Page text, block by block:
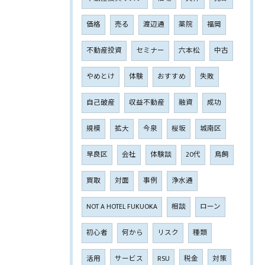
価格 売る 渡辺通 薬院 福岡
不動産投資 セミナー 六本松 中古
やめとけ 体験 おすすめ 失敗
自己破産 収益不動産 融資 成功
規模 拡大 今泉 桜坂 城南区
早良区 会社 体験談 20代 鳥飼
買取 対面 事例 浄水通
NOT A HOTEL FUKUOKA 相談 ローン
初心者 何から リスク 種類
活用 サービス RSU 税金 対策